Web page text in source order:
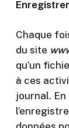
Chaque
du site
qu’un
à ces
journal.
Web est
Experience
Afin que
site Web
fonctionne
aussi bien
possible